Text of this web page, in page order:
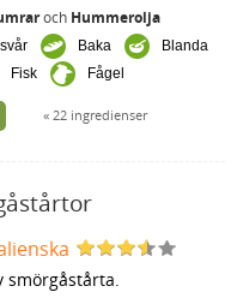
och Hummerolja
Baka
Blanda
Fisk Fågel
22 ingredienser